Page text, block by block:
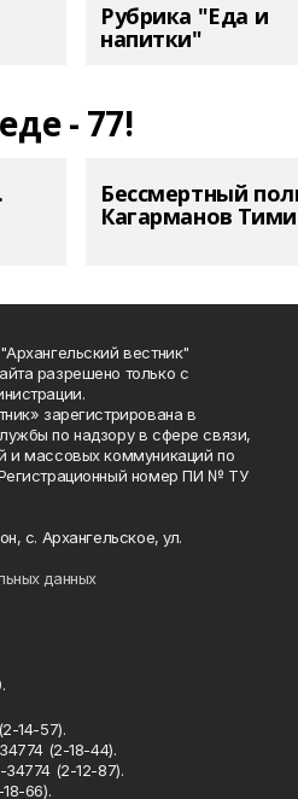
Рубрика "Еда и
напитки"
- 77!
Бессмертный
Кагарманов
вестник"
разрешено только с
зарегистрирована в
по надзору в сфере связи,
и массовых коммуникаций по
номер ПИ № ТУ
с. Архангельское, ул.
данных
14-57).
(2-18-44).
34774 (2-12-87).
66).